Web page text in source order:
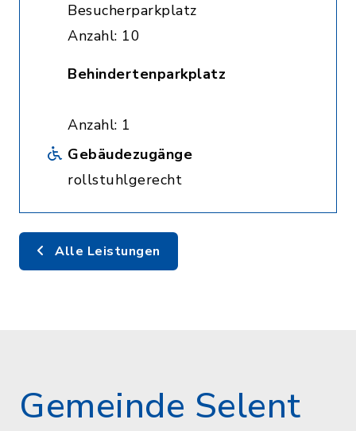
Besucherparkplatz
Anzahl: 10
Behindertenparkplatz
Anzahl: 1
Gebäudezugänge
rollstuhlgerecht
Alle Leistungen
Gemeinde Selent